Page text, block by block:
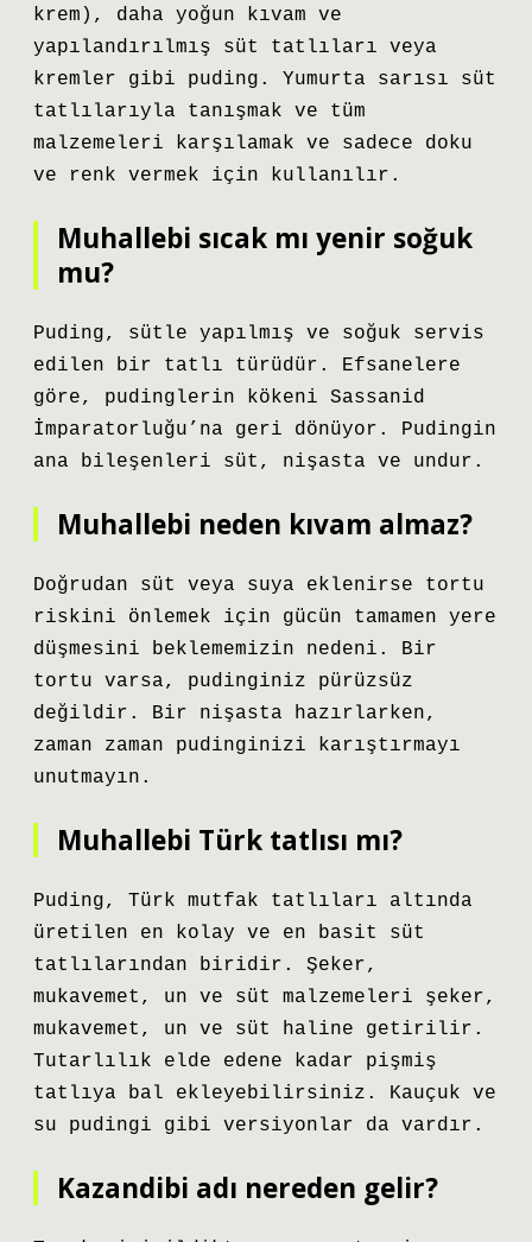
krem), daha yoğun kıvam ve
yapılandırılmış süt tatlıları veya
kremler gibi puding. Yumurta sarısı süt
tatlılarıyla tanışmak ve tüm
malzemeleri karşılamak ve sadece doku
ve renk vermek için kullanılır.
Muhallebi sıcak mı yenir soğuk
mu?
Puding, sütle yapılmış ve soğuk servis
edilen bir tatlı türüdür. Efsanelere
göre, pudinglerin kökeni Sassanid
İmparatorluğu’na geri dönüyor. Pudingin
ana bileşenleri süt, nişasta ve undur.
Muhallebi neden kıvam almaz?
Doğrudan süt veya suya eklenirse tortu
riskini önlemek için gücün tamamen yere
düşmesini beklememizin nedeni. Bir
tortu varsa, pudinginiz pürüzsüz
değildir. Bir nişasta hazırlarken,
zaman zaman pudinginizi karıştırmayı
unutmayın.
Muhallebi Türk tatlısı mı?
Puding, Türk mutfak tatlıları altında
üretilen en kolay ve en basit süt
tatlılarından biridir. Şeker,
mukavemet, un ve süt malzemeleri şeker,
mukavemet, un ve süt haline getirilir.
Tutarlılık elde edene kadar pişmiş
tatlıya bal ekleyebilirsiniz. Kauçuk ve
su pudingi gibi versiyonlar da vardır.
Kazandibi adı nereden gelir?